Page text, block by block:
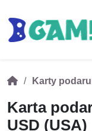
Karty
Karta
USD (USA)